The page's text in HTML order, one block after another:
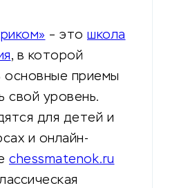
– это школа
, в которой
приемы
свой уровень.
для детей и
и онлайн-
chessmatenok.ru